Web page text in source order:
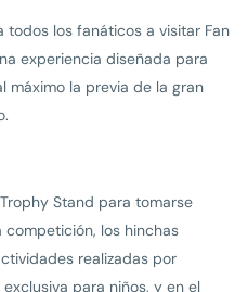
todos los fanáticos a visitar Fan
experiencia diseñada para
máximo la previa de la gran
Stand para tomarse
los hinchas
realizadas por
exclusiva para niños, y en el